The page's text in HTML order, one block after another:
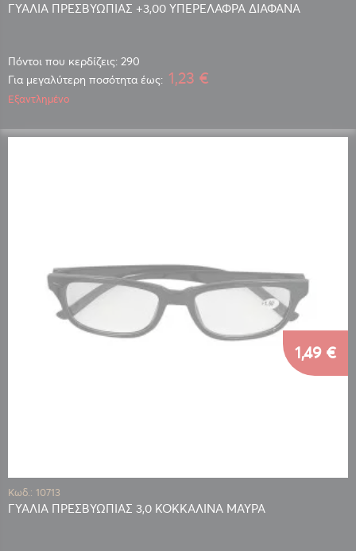
ΓΥΑΛΙΑ ΠΡΕΣΒΥΩΠΙΑΣ +3,00 ΥΠΕΡΕΛΑΦΡΑ ΔΙΑΦΑΝΑ
Πόντοι που κερδίζεις: 290
Για μεγαλύτερη ποσότητα έως: 1,23 €
Εξαντλημένο
Κωδ.: 10713
ΓΥΑΛΙΑ ΠΡΕΣΒΥΩΠΙΑΣ 3,0 ΚΟΚΚΑΛΙΝΑ ΜΑΥΡΑ
1,49 €